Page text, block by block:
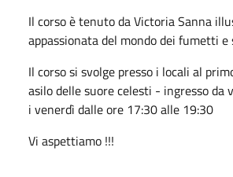
Il corso è tenuto da Victoria Sanna
appassionata del mondo dei fumetti
Il corso si svolge presso i locali al
asilo delle suore celesti - ingresso da
i venerdì dalle ore 17:30 alle 19:30
Vi aspettiamo !!!